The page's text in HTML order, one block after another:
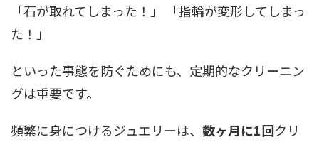
「石が取れてしまった！」 「指輪が変形してしまっ
た！」
といった事態を防ぐためにも、定期的なクリーニン
グは重要です。
頻繁に身につけるジュエリーは、 数ヶ月に1回クリ